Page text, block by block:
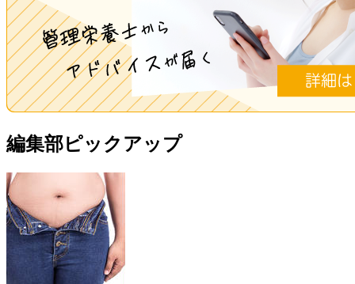
編集部ピックアップ